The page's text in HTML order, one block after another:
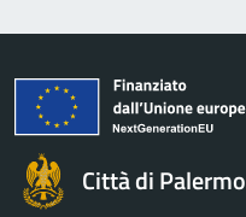
Città di Palermo